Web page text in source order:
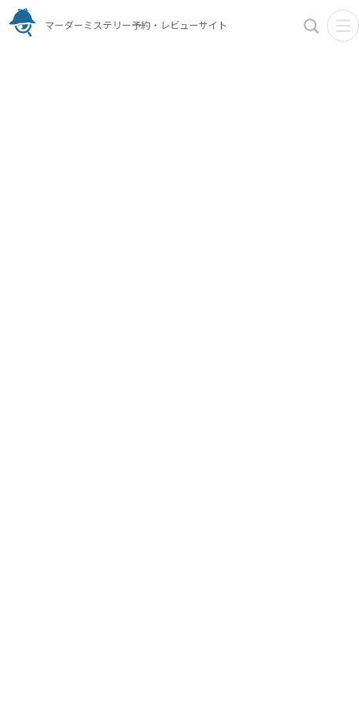
マーダーミステリー予約・レビューサイト